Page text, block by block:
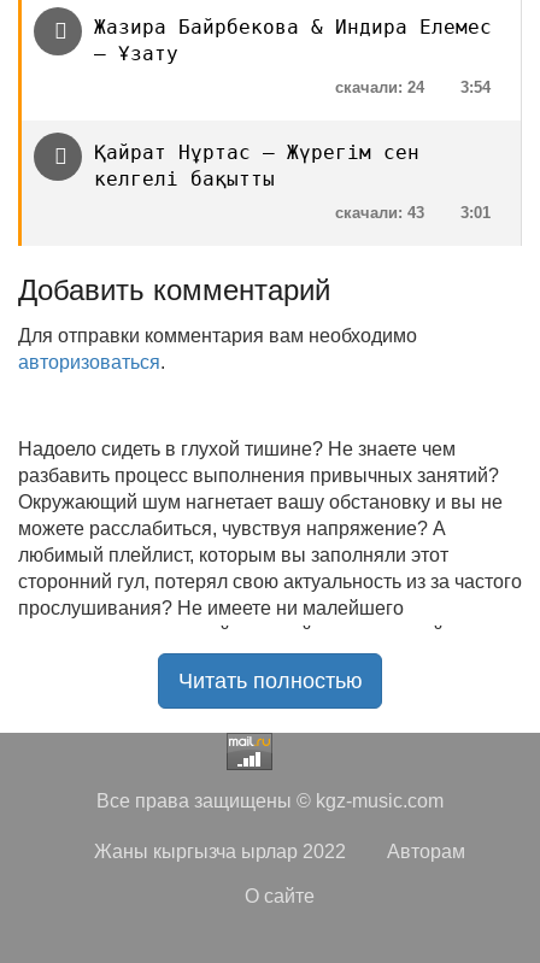
Жазира Байрбекова & Индира Елемес
— Ұзату
3:54
скачали: 24
Қайрат Нұртас — Жүрегім сен
келгелі бақытты
3:01
скачали: 43
Добавить комментарий
Для отправки комментария вам необходимо
авторизоваться.
Надоело сидеть в глухой тишине? Не знаете чем
разбавить процесс выполнения привычных занятий?
Окружающий шум нагнетает вашу обстановку и вы не
можете расслабиться, чувствуя напряжение? А
любимый плейлист, которым вы заполняли этот
сторонний гул, потерял свою актуальность из за частого
прослушивания? Не имеете ни малейшего
представления, где найти новый качественный контент
на замену старому? В таком случае вы обратились по
радостью приветствует своих старых и новых
чудесную подборку самых лучших песен всех времён
старых и новых треков, самые востребованные и
популярные композиции отечественных и зарубежных
Читать полностью
Все права защищены © kgz-music.com
Жаны кыргызча ырлар 2022 Авторам
О сайте